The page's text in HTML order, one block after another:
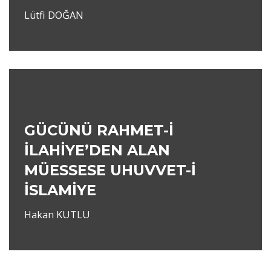
Lütfi DOĞAN
GÜCÜNÜ RAHMET-İ
İLAHİYE’DEN ALAN
MÜESSESE UHUVVET-İ
İSLAMİYE
Hakan KUTLU